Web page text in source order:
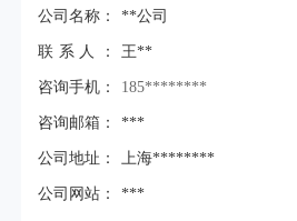
公司名称： **公司
联系人： 王**
咨询手机： 185********
咨询邮箱： ***
公司地址： 上海********
公司网站： ***